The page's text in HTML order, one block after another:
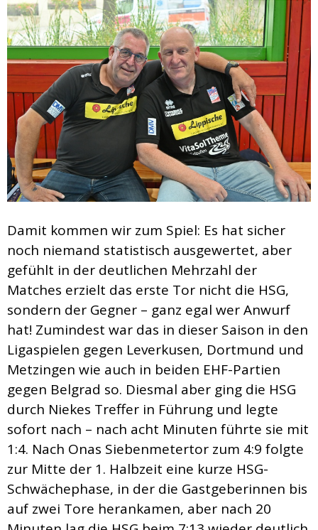
Damit kommen wir zum Spiel: Es hat sicher
noch niemand statistisch ausgewertet, aber
gefühlt in der deutlichen Mehrzahl der
Matches erzielt das erste Tor nicht die HSG,
sondern der Gegner – ganz egal wer Anwurf
hat! Zumindest war das in dieser Saison in den
Ligaspielen gegen Leverkusen, Dortmund und
Metzingen wie auch in beiden EHF-Partien
gegen Belgrad so. Diesmal aber ging die HSG
durch Niekes Treffer in Führung und legte
sofort nach – nach acht Minuten führte sie mit
1:4. Nach Onas Siebenmetertor zum 4:9 folgte
zur Mitte der 1. Halbzeit eine kurze HSG-
Schwächephase, in der die Gastgeberinnen bis
auf zwei Tore herankamen, aber nach 20